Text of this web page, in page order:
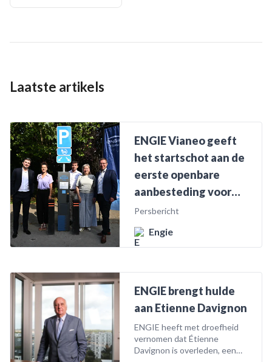
Laatste artikels
ENGIE Vianeo geeft
het startschot aan de
eerste openbare
aanbesteding voor
elektrische
laadpunten in
Wallonië met de
laadpalen in Namen
Persbericht
Engie
ENGIE brengt hulde
aan Etienne Davignon
ENGIE heeft met droefheid
vernomen dat Étienne
Davignon is overleden, een